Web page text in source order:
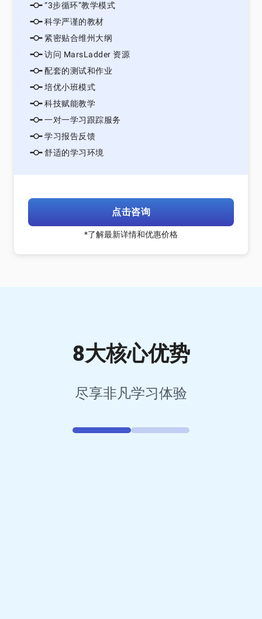
“3步循环”教学模式
科学严谨的教材
紧密贴合维州大纲
访问 MarsLadder 资源
配套的测试和作业
培优小班模式
科技赋能教学
一对一学习跟踪服务
学习报告反馈
舒适的学习环境
点击咨询
*了解最新详情和优惠价格
8大核心优势
尽享非凡学习体验